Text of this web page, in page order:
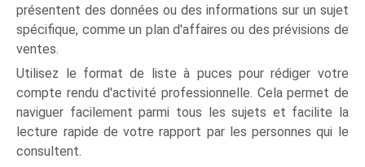
présentent des données ou des informations sur un sujet
spécifique, comme un plan d'affaires ou des prévisions de
ventes.
Utilisez le format de liste à puces pour rédiger votre
compte rendu d'activité professionnelle. Cela permet de
naviguer facilement parmi tous les sujets et facilite la
lecture rapide de votre rapport par les personnes qui le
consultent.